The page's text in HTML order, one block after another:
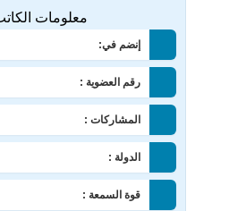
معلومات
إنضم في:
رقم العضوية :
المشاركات :
الدولة :
قوة السمعة :